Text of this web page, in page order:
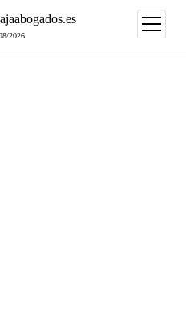
2026
abrir
menú